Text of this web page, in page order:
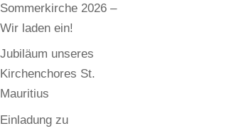
Sommerkirche 2026 –
Wir laden ein!
Jubiläum unseres
Kirchenchores St.
Mauritius
Einladung zu